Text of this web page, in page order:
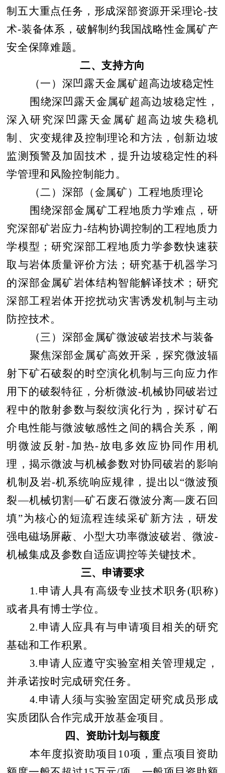
制五大重点任务，形成深部资源开采理论-技
术-装备体系，破解制约我国战略性金属矿产
安全保障难题。
二、支持方向
（一）深凹露天金属矿超高边坡稳定性
围绕深凹露天金属矿超高边坡稳定性，
深入研究深凹露天金属矿超高边坡失稳机
制、灾变规律及控制理论和方法，创新边坡
监测预警及加固技术，提升边坡稳定性的科
学管理和风险控制能力。
（二）深部（金属矿）工程地质理论
围绕深部金属矿工程地质力学难点，研
究深部矿岩应力-结构协调控制的工程地质力
学模型；研究深部工程地质力学参数快速获
取与岩体质量评价方法；研究基于机器学习
的深部金属矿岩体结构智能解译技术；研究
深部工程岩体开挖扰动灾害诱发机制与主动
防控技术。
（三）深部金属矿微波破岩技术与装备
聚焦深部金属矿高效开采，探究微波辐
射下矿石破裂的时空演化机制与三向应力作
用下的破裂特征，分析微波-机械协同破岩过
程中的散射参数与裂纹演化行为，探讨矿石
介电性能与微波敏感性之间的耦合关系，阐
明微波反射-加热-放电多效应协同作用机
理，揭示微波与机械参数对协同破岩的影响
机制及岩-机系统响应规律，提出以“微波预
裂—机械切割—矿石废石微波分离—废石回
填”为核心的短流程连续采矿新方法，研发
强电磁场屏蔽、小型大功率微波破岩、微波-
机械集成及参数自适应调控等关键技术。
三、申请要求
1.申请人具有高级专业技术职务(职称)
或者具有博士学位。
2.申请人应具有与申请项目相关的研究
基础和工作积累。
3.申请人应遵守实验室相关管理规定，
并承诺按时完成研究任务。
4.申请人须与实验室固定研究成员形成
实质团队合作完成开放基金项目。
四、资助计划与额度
本年度拟资助项目 10项，重点项目资助